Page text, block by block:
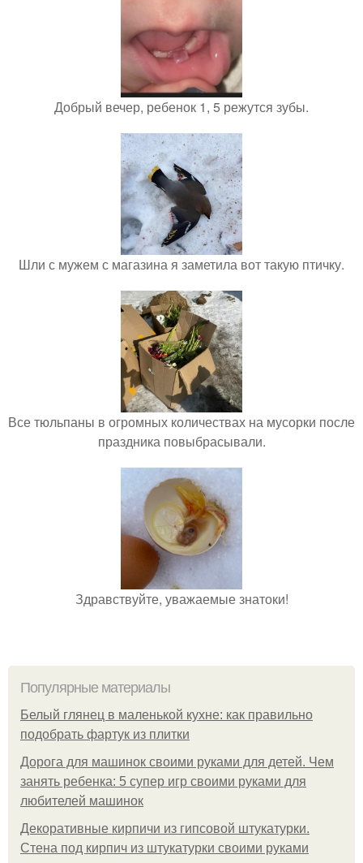
Добрый вечер, ребенок 1, 5 режутся зубы.
Шли с мужем с магазина я заметила вот такую птичку.
Все тюльпаны в огромных количествах на мусорки после
праздника повыбрасывали.
Здравствуйте, уважаемые знатоки!
Популярные материалы
Белый глянец в маленькой кухне: как правильно
подобрать фартук из плитки
Дорога для машинок своими руками для детей. Чем
занять ребенка: 5 супер игр своими руками для
любителей машинок
Декоративные кирпичи из гипсовой штукатурки.
Стена под кирпич из штукатурки своими руками